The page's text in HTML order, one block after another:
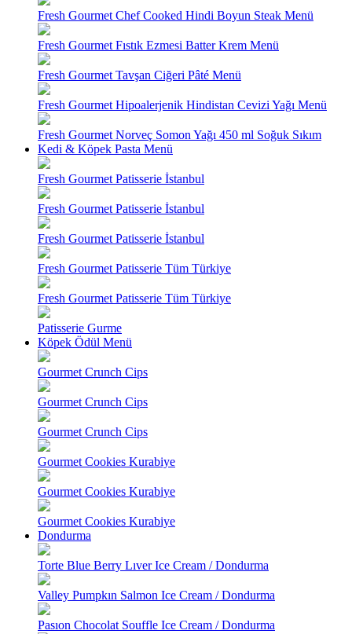
Fresh Gourmet Chef Cooked Hindi Boyun Steak Menü
Fresh Gourmet Fıstık Ezmesi Batter Krem Menü
Fresh Gourmet Tavşan Ciğeri Pâté Menü
Fresh Gourmet Hipoalerjenik Hindistan Cevizi Yağı Menü
Fresh Gourmet Norveç Somon Yağı 450 ml Soğuk Sıkım
Kedi & Köpek Pasta Menü
Fresh Gourmet Patisserie İstanbul
Fresh Gourmet Patisserie İstanbul
Fresh Gourmet Patisserie İstanbul
Fresh Gourmet Patisserie Tüm Türkiye
Fresh Gourmet Patisserie Tüm Türkiye
Patisserie Gurme
Köpek Ödül Menü
Gourmet Crunch Cips
Gourmet Crunch Cips
Gourmet Crunch Cips
Gourmet Cookies Kurabiye
Gourmet Cookies Kurabiye
Gourmet Cookies Kurabiye
Dondurma
Torte Blue Berry Lıver Ice Cream / Dondurma
Valley Pumpkın Salmon Ice Cream / Dondurma
Pasıon Chocolat Souffle Ice Cream / Dondurma